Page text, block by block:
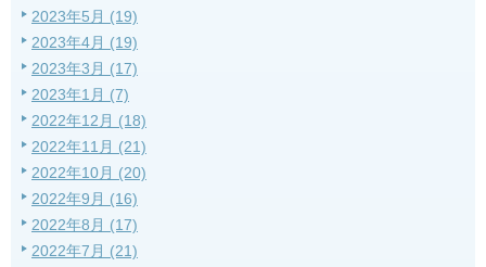
2023年5月 (19)
2023年4月 (19)
2023年3月 (17)
2023年1月 (7)
2022年12月 (18)
2022年11月 (21)
2022年10月 (20)
2022年9月 (16)
2022年8月 (17)
2022年7月 (21)